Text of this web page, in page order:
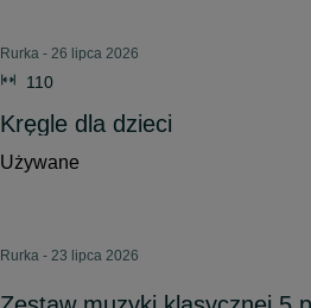
Rurka - 26 lipca 2026
110
Kręgle dla dzieci
Używane
Rurka - 23 lipca 2026